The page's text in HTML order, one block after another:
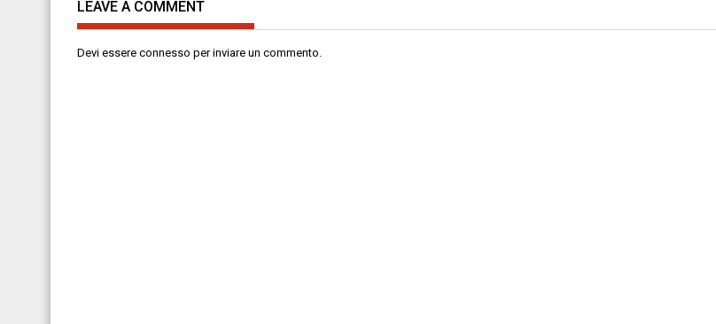
LEAVE A COMMENT
Devi essere connesso per inviare un commento.